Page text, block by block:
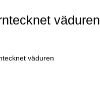
väduren